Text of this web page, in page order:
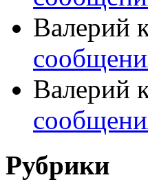
Валерий
Валерий
Рубрики